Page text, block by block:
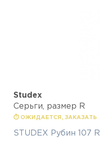
Studex
Серьги, размер R
⏱ ОЖИДАЕТСЯ, ЗАКАЗАТЬ
STUDEX Рубин 107 R